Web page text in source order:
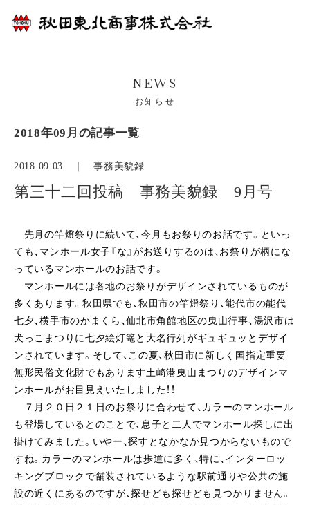
NEWS
お知らせ
2018年09月の記事一覧
2018.09.03 ｜事務美貌録
第三十二回投稿 事務美貌録 9月号
先月の竿燈祭りに続いて、今月もお祭りのお話です。といっ
ても、マンホール女子『な』がお送りするのは、お祭りが柄にな
っているマンホールのお話です。
マンホールには各地のお祭りがデザインされているものが
多くあります。秋田県でも、秋田市の竿燈祭り、能代市の能代
七夕、横手市のかまくら、仙北市角館地区の曳山行事、湯沢市は
犬っこまつりに七夕絵灯篭と大名行列がギュギュッとデザイ
ンされています。そして、この夏、秋田市に新しく国指定重要
無形民俗文化財でもあります土崎港曳山まつりのデザインマ
ンホールがお目見えいたしました！！
７月２０日２１日のお祭りに合わせて、カラーのマンホール
も登場しているとのことで、息子と二人でマンホール探しに出
掛けてみました。いやー、探すとなかなか見つからないもので
すね。カラーのマンホールは歩道に多く、特に、インターロッ
キングブロックで舗装されているような駅前通りや公共の施
設の近くにあるのですが、探せども探せども見つかりません。